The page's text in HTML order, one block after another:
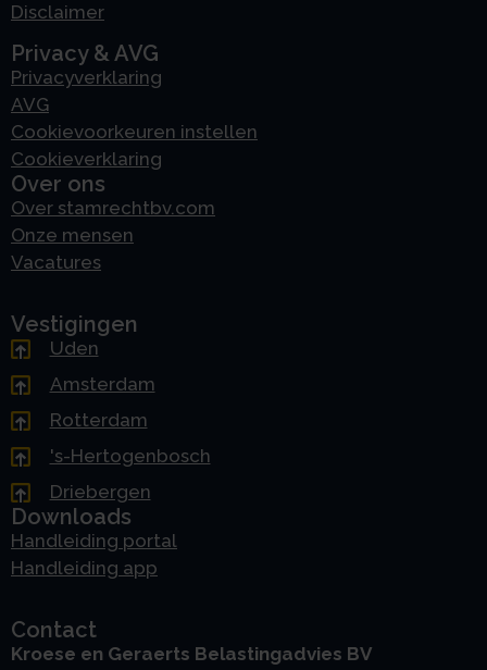
Disclaimer
Privacy & AVG
Privacyverklaring
AVG
Cookievoorkeuren instellen
Cookieverklaring
Over ons
Over stamrechtbv.com
Onze mensen
Vacatures
Vestigingen
Uden
Amsterdam
Rotterdam
's-Hertogenbosch
Driebergen
Downloads
Handleiding portal
Handleiding app
Contact
Kroese en Geraerts Belastingadvies BV